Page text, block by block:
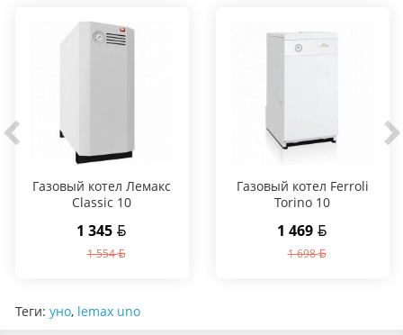
Газовый котел Лемакс
Classic 10
1 345
1 554
Газовый котел Ferroli
Torino 10
1 469
1 698
Теги: уно, lemax uno